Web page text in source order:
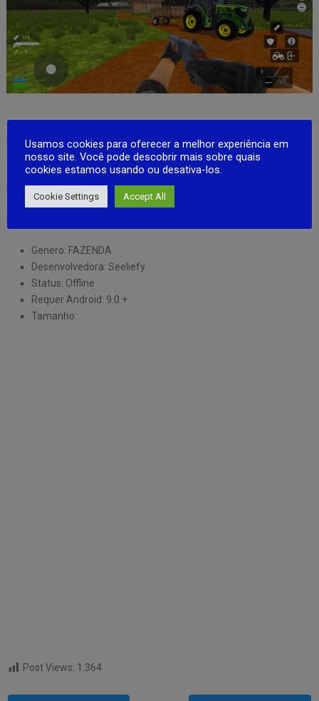
Participe da beta e faça parte do crescimento da nossa fazenda
virtual.
Playstore
Genero: FAZENDA
Desenvolvedora: Seeliefy
Status: Offline
Requer Android: 9.0 +
Tamanho:
Post Views: 1.364
Usamos cookies para oferecer a melhor experiência em
nosso site. Você pode descobrir mais sobre quais
cookies estamos usando ou desativa-los.
Cookie Settings Accept All